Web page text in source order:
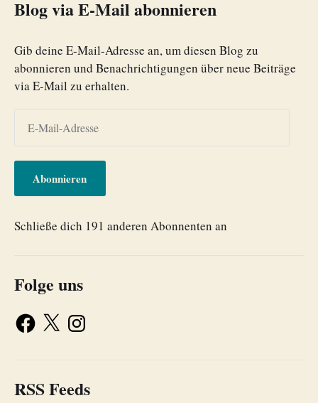
Blog via E-Mail abonnieren
Gib deine E-Mail-Adresse an, um diesen Blog zu
abonnieren und Benachrichtigungen über neue Beiträge
via E-Mail zu erhalten.
Abonnieren
Schließe dich 191 anderen Abonnenten an
Folge uns
RSS Feeds